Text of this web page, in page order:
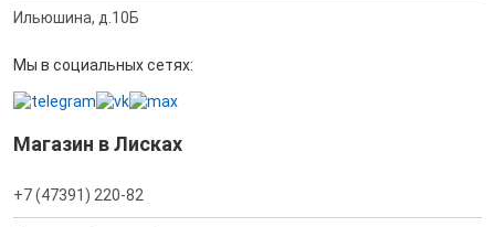
Ильюшина, д.10Б
Мы в социальных сетях:
Магазин в Лисках
+7 (47391) 220-82